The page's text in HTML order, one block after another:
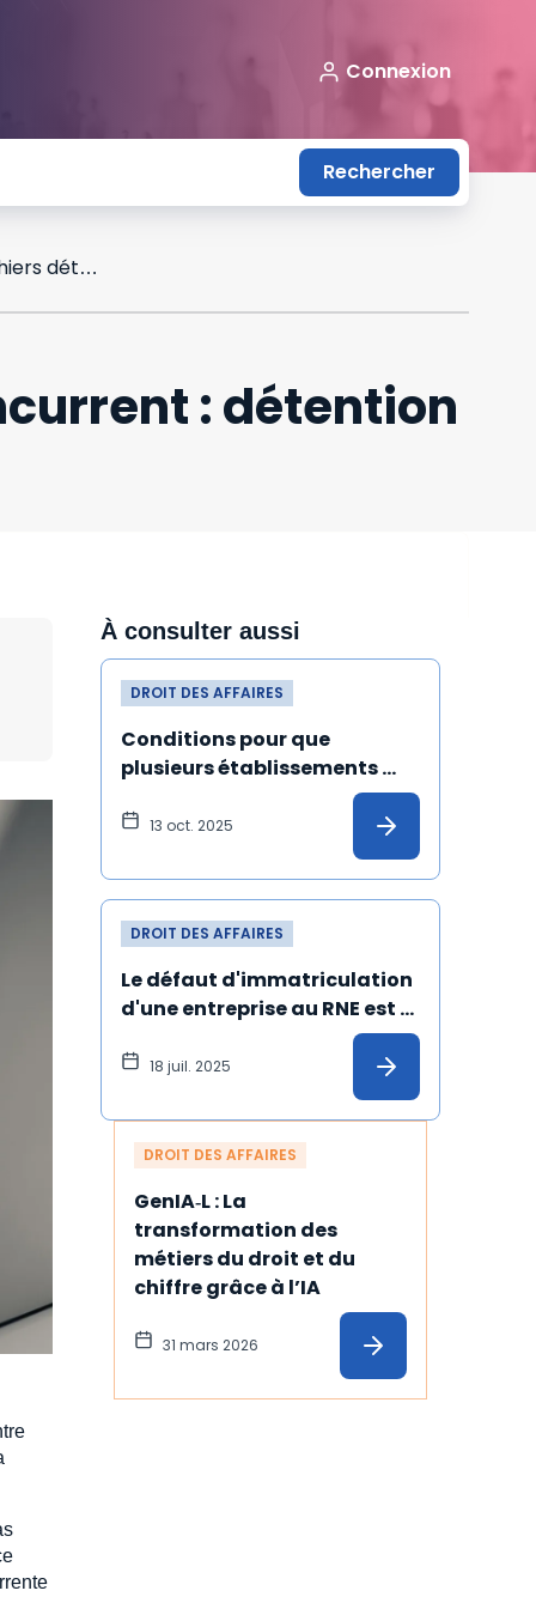
Connexion
Rechercher
Société créée par l'ancien salarié d'un concurrent : détention fautive de fichiers détournés
: détention
À consulter aussi
DROIT DES AFFAIRES
Conditions pour que
plusieurs établissements
s'identifient à la même
adresse au répertoire Sirene
13 oct. 2025
DROIT DES AFFAIRES
Le défaut d'immatriculation
d'une entreprise au RNE est
désormais sanctionné par
une amende
18 juil. 2025
DROIT DES AFFAIRES
GenIA‑L : La
transformation des
métiers du droit et du
chiffre grâce à l’IA
31 mars 2026